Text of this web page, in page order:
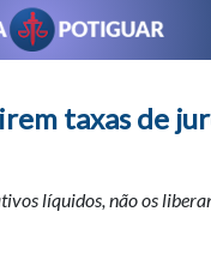
taxas de
líquidos, não os